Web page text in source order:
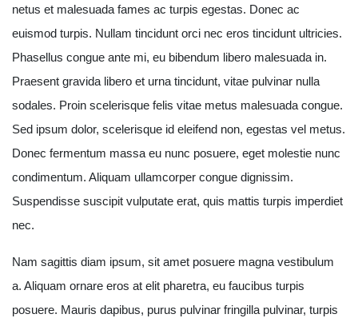
netus et malesuada fames ac turpis egestas. Donec ac
euismod turpis. Nullam tincidunt orci nec eros tincidunt ultricies.
Phasellus congue ante mi, eu bibendum libero malesuada in.
Praesent gravida libero et urna tincidunt, vitae pulvinar nulla
sodales. Proin scelerisque felis vitae metus malesuada congue.
Sed ipsum dolor, scelerisque id eleifend non, egestas vel metus.
Donec fermentum massa eu nunc posuere, eget molestie nunc
condimentum. Aliquam ullamcorper congue dignissim.
Suspendisse suscipit vulputate erat, quis mattis turpis imperdiet
nec.
Nam sagittis diam ipsum, sit amet posuere magna vestibulum
a. Aliquam ornare eros at elit pharetra, eu faucibus turpis
posuere. Mauris dapibus, purus pulvinar fringilla pulvinar, turpis